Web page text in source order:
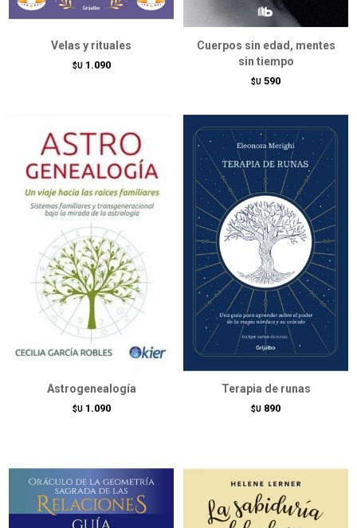
Velas y rituales
$U 1.090
Cuerpos sin edad, mentes
sin tiempo
$U 590
Astrogenealogía
$U 1.090
Terapia de runas
$U 890